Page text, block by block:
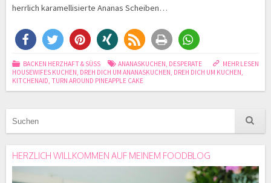
herrlich karamellisierte Ananas Scheiben…
MEHR LESEN
BACKEN HERZHAFT & SÜSS ANANASKUCHEN, DESPERATE
HOUSEWIFES KUCHEN, DREH DICH UM ANANASKUCHEN, DREH DICH UM KUCHEN,
KITCHENAID, TURN AROUND PINEAPPLE CAKE
HERZLICH WILLKOMMEN AUF MEINEM FOODBLOG